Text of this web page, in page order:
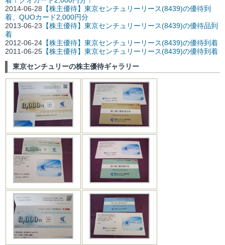
2014-06-28 【株主優待】東京センチュリーリース(8439)の優待到
着、QUOカード2,000円分
2013-06-23 【株主優待】東京センチュリーリース(8439)の優待品到
着
2012-06-24 【株主優待】東京センチュリーリース(8439)の優待到着
2011-06-25 【株主優待】東京センチュリーリース(8439)の優待到着
東京センチュリーの株主優待ギャラリー